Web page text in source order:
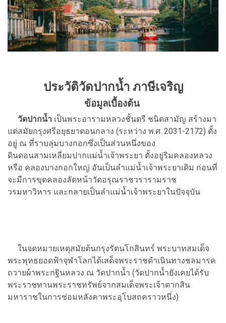
ประวัติวัดปากน้ำ ภาษีเจริญ
ข้อมูลเบื้องต้น
วัดปากน้ำ เป็นพระอารามหลวงชั้นตรี ชนิดสามัญ สร้างมา
แต่สมัยกรุงศรีอยุธยาตอนกลาง (ระหว่าง พ.ศ. 2031-2172) ตั้ง
อยู่ ณ ที่ราบลุ่มบางกอกซึ่งเป็นส่วนหนึ่งของ
ดินดอนสามเหลี่ยมปากแม่น้ำเจ้าพระยา ตั้งอยู่ริมคลองหลวง
หรือ คลองบางกอกใหญ่ อันเป็นลำแม่น้ำเจ้าพระยาเดิม ก่อนที่
จะมีการขุดคลองลัดหน้าวัดอรุณราชวรารามราช
วรมหาวิหาร และกลายเป็นลำแม่น้ำเจ้าพระยาในปัจจุบัน
ในจดหมายเหตุสมัยต้นกรุงรัตนโกสินทร์ พระบาทสมเด็จ
พระพุทธยอดฟ้าจุฬาโลกได้เสด็จพระราชดำเนินทางชลมารค
ถวายผ้าพระกฐินหลวง ณ วัดปากน้ำ (วัดปากน้ำยังเคยได้รับ
พระราชทานพระราชทรัพย์จากสมเด็จพระเจ้าตากสิน
มหาราชในการซ่อมหลังคาพระอุโบสถคราวหนึ่ง)